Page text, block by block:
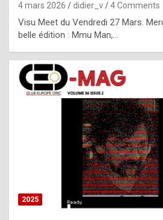
p
l
c
h
i
s
t
o
r
4 mars 2026 didier_v 4 Comments
Visu Meet du Vendredi 27 Mars.
belle édition : Mmu Man,…
2025